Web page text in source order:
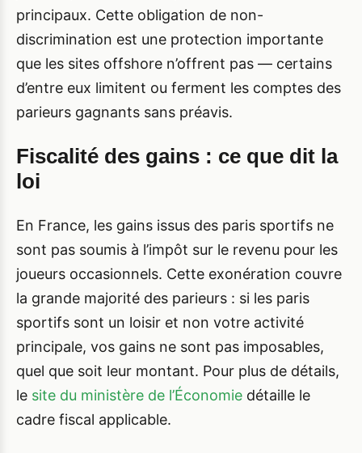
principaux. Cette obligation de non-
discrimination est une protection importante
que les sites offshore n’offrent pas — certains
d’entre eux limitent ou ferment les comptes des
parieurs gagnants sans préavis.
Fiscalité des gains : ce que dit la
loi
En France, les gains issus des paris sportifs ne
sont pas soumis à l’impôt sur le revenu pour les
joueurs occasionnels. Cette exonération couvre
la grande majorité des parieurs : si les paris
sportifs sont un loisir et non votre activité
principale, vos gains ne sont pas imposables,
quel que soit leur montant. Pour plus de détails,
le site du ministère de l’Économie détaille le
cadre fiscal applicable.